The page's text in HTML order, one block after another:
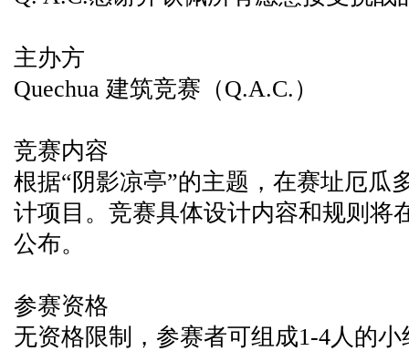
主办方
Quechua 建筑竞赛（Q.A.C.）
竞赛内容
根据“阴影凉亭”的主题，在赛址厄瓜
计项目。竞赛具体设计内容和规则将
公布。
参赛资格
无资格限制，参赛者可组成1-4人的小